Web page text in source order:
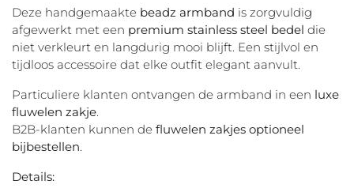
Deze handgemaakte beadz armband is zorgvuldig
afgewerkt met een premium stainless steel bedel die
niet verkleurt en langdurig mooi blijft. Een stijlvol en
tijdloos accessoire dat elke outfit elegant aanvult.
Particuliere klanten ontvangen de armband in een luxe
fluwelen zakje.
B2B-klanten kunnen de fluwelen zakjes optioneel
bijbestellen.
Details: